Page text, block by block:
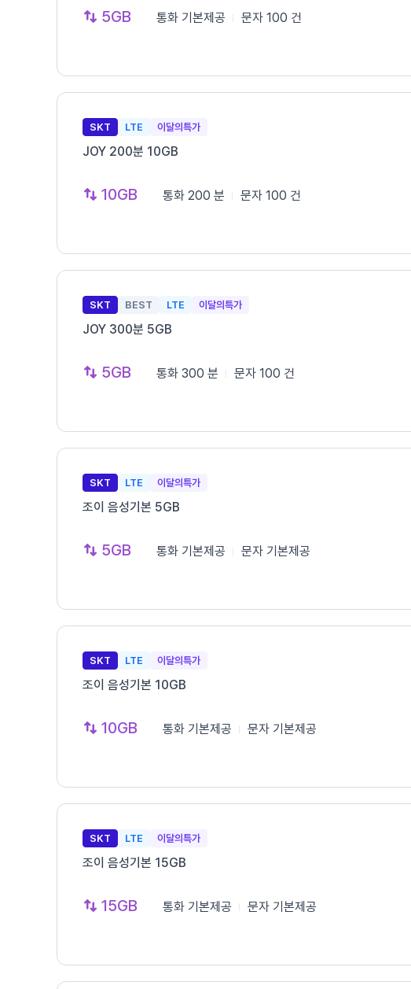
5GB 통화 기본제공 문자 100 건
SKT LTE 이달의특가
JOY 200분 10GB
10GB 통화 200 분 문자 100 건
SKT BEST LTE 이달의특가
JOY 300분 5GB
5GB 통화 300 분 문자 100 건
SKT LTE 이달의특가
조이 음성기본 5GB
5GB 통화 기본제공 문자 기본제공
SKT LTE 이달의특가
조이 음성기본 10GB
10GB 통화 기본제공 문자 기본제공
SKT LTE 이달의특가
조이 음성기본 15GB
15GB 통화 기본제공 문자 기본제공